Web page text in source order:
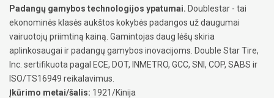
Padangų gamybos technologijos ypatumai. Doublestar - tai
ekonominės klasės aukštos kokybės padangos už daugumai
vairuotojų priimtiną kainą. Gamintojas daug lėšų skiria
aplinkosaugai ir padangų gamybos inovacijoms. Double Star Tire,
Inc. sertifikuota pagal ECE, DOT, INMETRO, GCC, SNI, COP, SABS ir
ISO/TS16949 reikalavimus.
Įkūrimo metai/šalis: 1921/Kinija